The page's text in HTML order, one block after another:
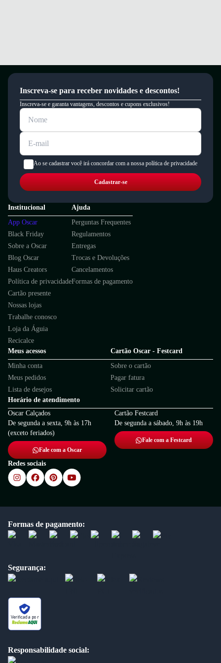
Inscreva-se para receber novidades e descontos!
Inscreva-se e garanta vantagens, descontos e cupons exclusivos!
Ao se cadastrar você irá concordar com a nossa política de privacidade
Cadastrar-se
Institucional
App Oscar
Black Friday
Sobre a Oscar
Blog Oscar
Haus Creators
Política de privacidade
Cartão presente
Nossas lojas
Trabalhe conosco
Loja da Águia
Recicalce
Ajuda
Perguntas Frequentes
Regulamentos
Entregas
Trocas e Devoluções
Cancelamentos
Formas de pagamento
Meus acessos
Minha conta
Meus pedidos
Lista de desejos
Cartão Oscar - Festcard
Sobre o cartão
Pagar fatura
Solicitar cartão
Horário de atendimento
Oscar Calçados
De segunda a sexta, 9h às 17h
(exceto feriados)
Fale com a Oscar
Cartão Festcard
De segunda a sábado, 9h às 19h
Fale com a Festcard
Redes sociais
Formas de pagamento:
Segurança:
Verificada por
Responsabilidade social: